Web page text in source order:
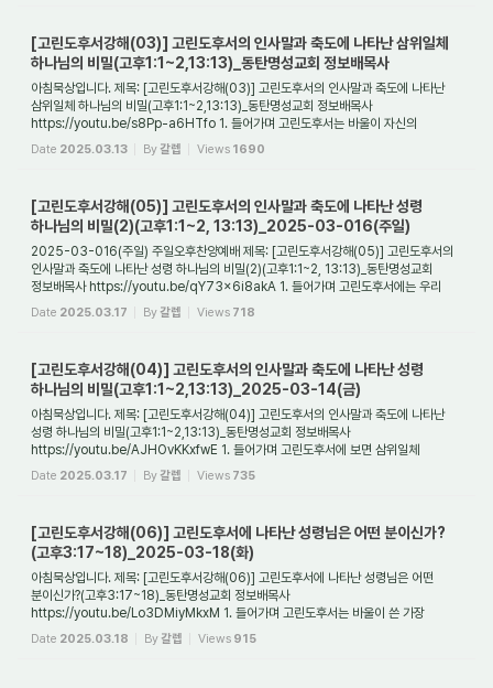
[고린도후서강해(03)] 고린도후서의 인사말과 축도에 나타난 삼위일체
하나님의 비밀(고후1:1~2,13:13)_동탄명성교회 정보배목사
아침묵상입니다. 제목: [고린도후서강해(03)] 고린도후서의 인사말과 축도에 나타난
삼위일체 하나님의 비밀(고후1:1~2,13:13)_동탄명성교회 정보배목사
https://youtu.be/s8Pp-a6HTfo 1. 들어가며 고린도후서는 바울이 자신의
개인적인 감정을 진솔하게 표현...
Date 2025.03.13 By갈렙 Views 1690
[고린도후서강해(05)] 고린도후서의 인사말과 축도에 나타난 성령
하나님의 비밀(2)(고후1:1~2, 13:13)_2025-03-016(주일)
2025-03-016(주일) 주일오후찬양예배 제목: [고린도후서강해(05)] 고린도후서의
인사말과 축도에 나타난 성령 하나님의 비밀(2)(고후1:1~2, 13:13)_동탄명성교회
정보배목사 https://youtu.be/qY73x6i8akA 1. 들어가며 고린도후서에는 우리
그리스도인들에게 ...
Date 2025.03.17 By갈렙 Views 718
[고린도후서강해(04)] 고린도후서의 인사말과 축도에 나타난 성령
하나님의 비밀(고후1:1~2,13:13)_2025-03-14(금)
아침묵상입니다. 제목: [고린도후서강해(04)] 고린도후서의 인사말과 축도에 나타난
성령 하나님의 비밀(고후1:1~2,13:13)_동탄명성교회 정보배목사
https://youtu.be/AJHOvKKxfwE 1. 들어가며 고린도후서에 보면 삼위일체
하나님의 신비를 알려주는 몇몇 단서...
Date 2025.03.17 By갈렙 Views 735
[고린도후서강해(06)] 고린도후서에 나타난 성령님은 어떤 분이신가?
(고후3:17~18)_2025-03-18(화)
아침묵상입니다. 제목: [고린도후서강해(06)] 고린도후서에 나타난 성령님은 어떤
분이신가?(고후3:17~18)_동탄명성교회 정보배목사
https://youtu.be/Lo3DMiyMkxM 1. 들어가며 고린도후서는 바울이 쓴 가장
개인적인 서신이다. 그리고 이 편지의 주제는 사도...
Date 2025.03.18 By갈렙 Views 915